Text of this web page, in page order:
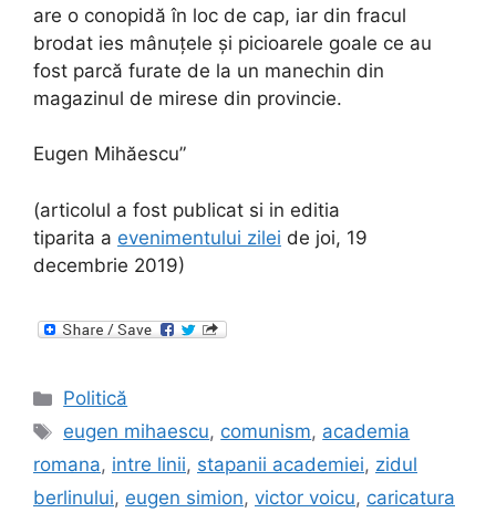
are o conopidă în loc de cap, iar din fracul
brodat ies mânuțele și picioarele goale ce au
fost parcă furate de la un manechin din
magazinul de mirese din provincie.
Eugen Mihăescu”
(articolul a fost publicat si in editia
tiparita a evenimentului zilei de joi, 19
decembrie 2019)
Categories
Politică
Tags
eugen mihaescu, comunism, academia
romana, intre linii, stapanii academiei, zidul
berlinului, eugen simion, victor voicu, caricatura